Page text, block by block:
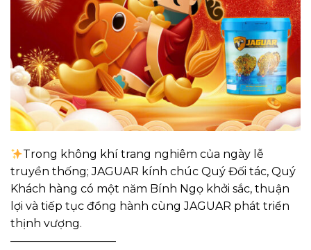
Trong không khí trang nghiêm của ngày lễ
truyền thống; JAGUAR kính chúc Quý Đối tác, Quý
Khách hàng có một năm Bính Ngọ khởi sắc, thuận
lợi và tiếp tục đồng hành cùng JAGUAR phát triển
thịnh vượng.
—————————–